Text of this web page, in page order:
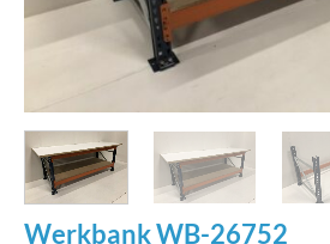
Werkbank WB-26752